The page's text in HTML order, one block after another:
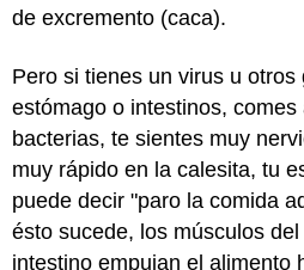
de excremento (caca).
Pero si tienes un virus u otros
estómago o intestinos,
bacterias, te sientes muy
muy rápido en la calesita, tu
puede decir "paro la comida
ésto sucede, los músculos
intestino empujan el alimento